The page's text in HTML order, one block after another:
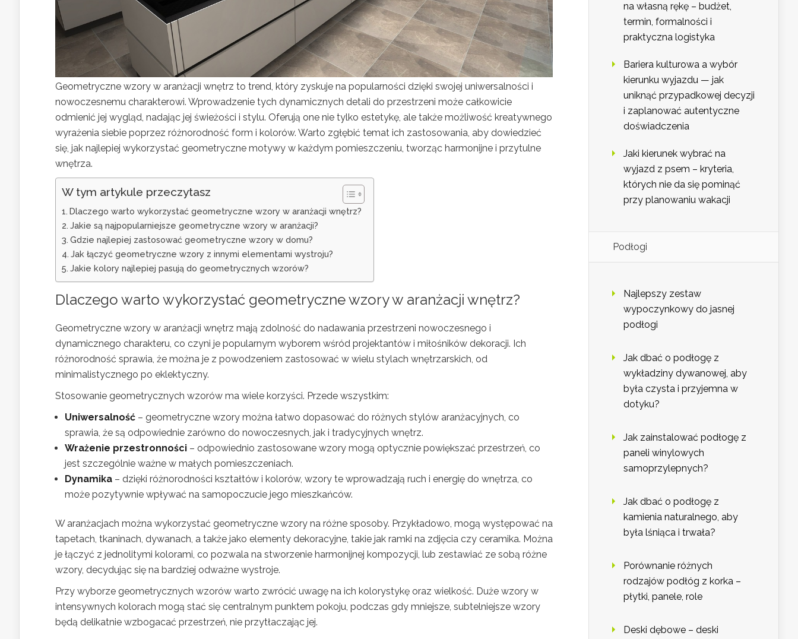
Geometryczne wzory w aranżacji wnętrz to trend, który zyskuje na popularności dzięki swojej uniwersalności i
nowoczesnemu charakterowi. Wprowadzenie tych dynamicznych detali do przestrzeni może całkowicie
odmienić jej wygląd, nadając jej świeżości i stylu. Oferują one nie tylko estetykę, ale także możliwość kreatywnego
wyrażenia siebie poprzez różnorodność form i kolorów. Warto zgłębić temat ich zastosowania, aby dowiedzieć
się, jak najlepiej wykorzystać geometryczne motywy w każdym pomieszczeniu, tworząc harmonijne i przytulne
wnętrza.
W tym artykule przeczytasz
Dlaczego warto wykorzystać geometryczne wzory w aranżacji wnętrz?
Jakie są najpopularniejsze geometryczne wzory w aranżacji?
Gdzie najlepiej zastosować geometryczne wzory w domu?
Jak łączyć geometryczne wzory z innymi elementami wystroju?
Jakie kolory najlepiej pasują do geometrycznych wzorów?
Dlaczego warto wykorzystać geometryczne wzory w aranżacji wnętrz?
Geometryczne wzory w aranżacji wnętrz mają zdolność do nadawania przestrzeni nowoczesnego i
dynamicznego charakteru, co czyni je popularnym wyborem wśród projektantów i miłośników dekoracji. Ich
różnorodność sprawia, że można je z powodzeniem zastosować w wielu stylach wnętrzarskich, od
minimalistycznego po eklektyczny.
Stosowanie geometrycznych wzorów ma wiele korzyści. Przede wszystkim:
Uniwersalność – geometryczne wzory można łatwo dopasować do różnych stylów aranżacyjnych, co
sprawia, że są odpowiednie zarówno do nowoczesnych, jak i tradycyjnych wnętrz.
Wrażenie przestronności – odpowiednio zastosowane wzory mogą optycznie powiększać przestrzeń, co
jest szczególnie ważne w małych pomieszczeniach.
Dynamika – dzięki różnorodności kształtów i kolorów, wzory te wprowadzają ruch i energię do wnętrza, co
może pozytywnie wpływać na samopoczucie jego mieszkańców.
W aranżacjach można wykorzystać geometryczne wzory na różne sposoby. Przykładowo, mogą występować na
tapetach, tkaninach, dywanach, a także jako elementy dekoracyjne, takie jak ramki na zdjęcia czy ceramika. Można
je łączyć z jednolitymi kolorami, co pozwala na stworzenie harmonijnej kompozycji, lub zestawiać ze sobą różne
wzory, decydując się na bardziej odważne wystroje.
Przy wyborze geometrycznych wzorów warto zwrócić uwagę na ich kolorystykę oraz wielkość. Duże wzory w
intensywnych kolorach mogą stać się centralnym punktem pokoju, podczas gdy mniejsze, subtelniejsze wzory
będą delikatnie wzbogacać przestrzeń, nie przytłaczając jej.
na własną rękę – budżet,
termin, formalności i
praktyczna logistyka
Bariera kulturowa a wybór
kierunku wyjazdu — jak
uniknąć przypadkowej decyzji
i zaplanować autentyczne
doświadczenia
Jaki kierunek wybrać na
wyjazd z psem – kryteria,
których nie da się pominąć
przy planowaniu wakacji
Podłogi
Najlepszy zestaw
wypoczynkowy do jasnej
podłogi
Jak dbać o podłogę z
wykładziny dywanowej, aby
była czysta i przyjemna w
dotyku?
Jak zainstalować podłogę z
paneli winylowych
samoprzylepnych?
Jak dbać o podłogę z
kamienia naturalnego, aby
była lśniąca i trwała?
Porównanie różnych
rodzajów podłóg z korka –
płytki, panele, role
Deski dębowe – deski